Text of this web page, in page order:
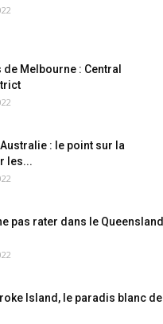
Melbourne : Central
Australie : le point sur la
les...
pas rater dans le Queensland
Island, le paradis blanc de